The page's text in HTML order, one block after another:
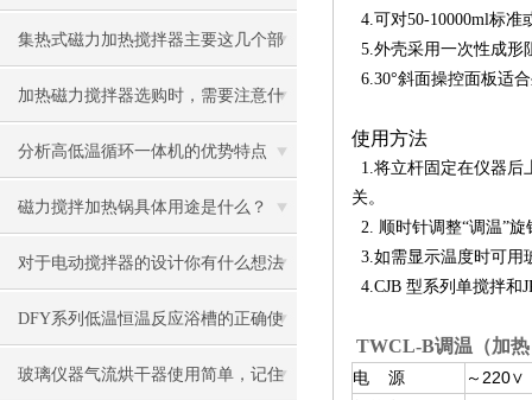
集热式磁力加热搅拌器主要这几个部
件组成
加热磁力搅拌器选购时，需要注意什
么？
分析高低温循环一体机的优势特点
磁力搅拌加热锅具体用途是什么？
对于电动搅拌器的设计你有什么想法
呢？
DFY系列低温恒温反应浴槽的正确使
用方法及故障排除
玻璃仪器气流烘干器使用简单，记住
4.可对50-10000ml标
5.外壳采用一次性成形
6.30°斜面操控面板适
使用方法
1.将立杆固定在仪器后
关。
2. 顺时针调整“调温”
3.如需显示温度时可用
4.CJB 型系列单搅拌和
TWCL-B调温（加
电 源
～220∨